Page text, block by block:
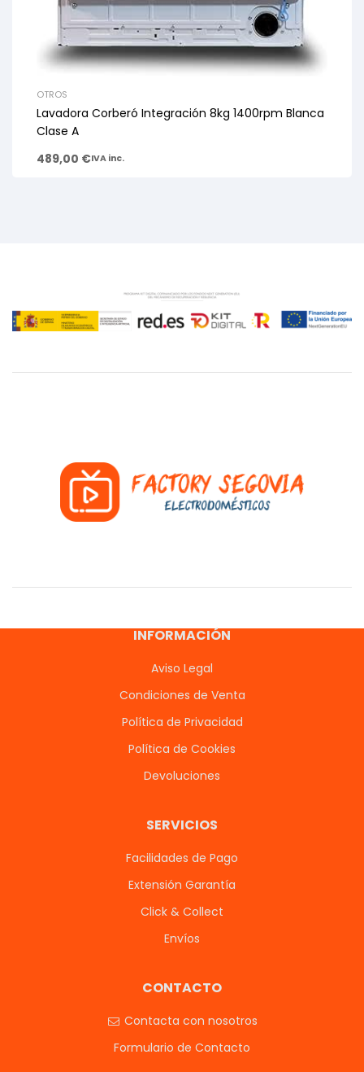
OTROS
Lavadora Corberó Integración 8kg 1400rpm Blanca
Clase A
489,00 €IVA inc.
INFORMACIÓN
Aviso Legal
Condiciones de Venta
Política de Privacidad
Política de Cookies
Devoluciones
SERVICIOS
Facilidades de Pago
Extensión Garantía
Click & Collect
Envíos
CONTACTO
Contacta con nosotros
Formulario de Contacto